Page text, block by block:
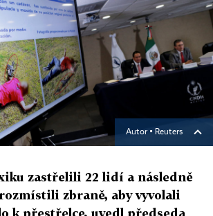
Autor ▪ Reuters
zastřelili 22 lidí a následně
zbraně, aby vyvolali
k přestřelce, uvedl předseda